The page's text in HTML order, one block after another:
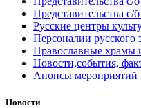
Представительства
Русские центры
Персоналии русского
Православные храмы
Новости,события,
Анонсы мероприятий
Новости